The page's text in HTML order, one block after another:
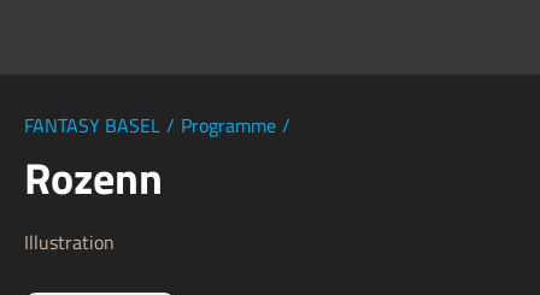
FANTASY BASEL / Programme /
Rozenn
Illustration